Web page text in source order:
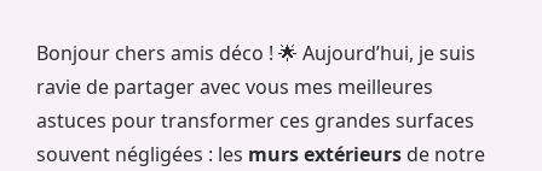
Bonjour chers amis déco ! 🌟 Aujourd’hui, je suis
ravie de partager avec vous mes meilleures
astuces pour transformer ces grandes surfaces
souvent négligées : les murs extérieurs de notre